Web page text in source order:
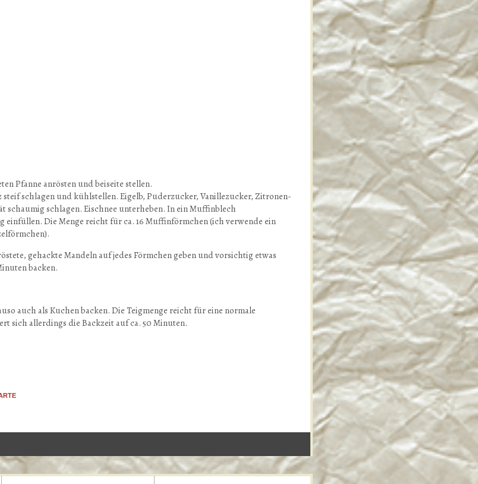
Pfanne anrösten und beiseite stellen.
steif schlagen und kühlstellen. Eigelb, Puderzucker, Vanillezucker, Zitronen-
schaumig schlagen. Eischnee unterheben. In ein Muffinblech
einfüllen. Die Menge reicht für ca. 16 Muffinförmchen (ich verwende ein
gehackte Mandeln auf jedes Förmchen geben und vorsichtig etwas
backen.
auch als Kuchen backen. Die Teigmenge reicht für eine normale
sich allerdings die Backzeit auf ca. 50 Minuten.